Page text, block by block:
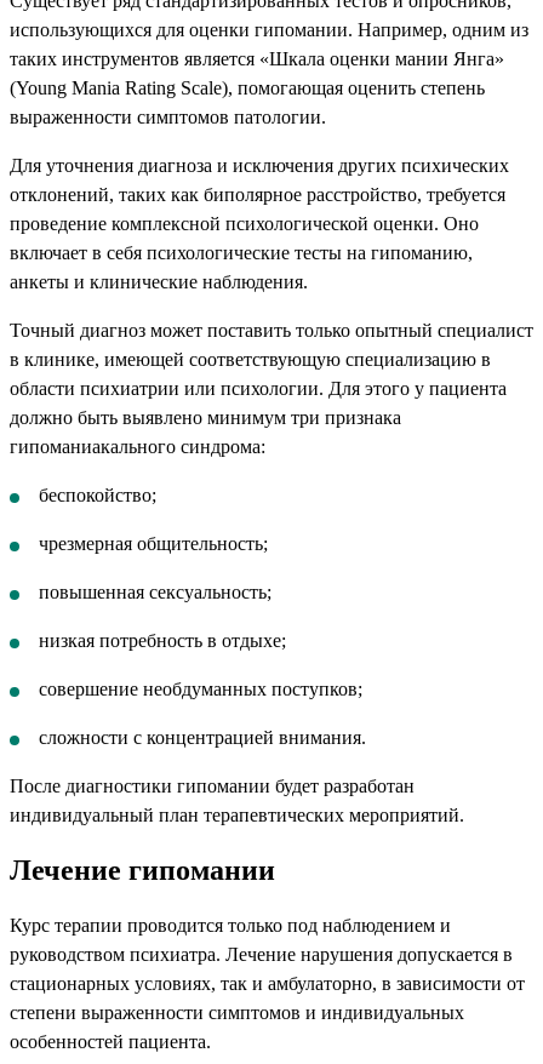
использующихся для оценки гипомании. Например, одним из
таких инструментов является «Шкала оценки мании Янга»
(Young Mania Rating Scale), помогающая оценить степень
выраженности симптомов патологии.
Для уточнения диагноза и исключения других психических
отклонений, таких как биполярное расстройство, требуется
проведение комплексной психологической оценки. Оно
включает в себя психологические тесты на гипоманию,
анкеты и клинические наблюдения.
Точный диагноз может поставить только опытный специалист
в клинике, имеющей соответствующую специализацию в
области психиатрии или психологии. Для этого у пациента
должно быть выявлено минимум три признака
гипоманиакального синдрома:
беспокойство;
чрезмерная общительность;
повышенная сексуальность;
низкая потребность в отдыхе;
совершение необдуманных поступков;
сложности с концентрацией внимания.
После диагностики гипомании будет разработан
индивидуальный план терапевтических мероприятий.
Лечение гипомании
Курс терапии проводится только под наблюдением и
руководством психиатра. Лечение нарушения допускается в
стационарных условиях, так и амбулаторно, в зависимости от
степени выраженности симптомов и индивидуальных
особенностей пациента.